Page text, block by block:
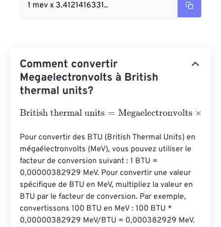
1 mev x 3.4121416331..
Comment convertir
Megaelectronvolts à British
thermal units?
British thermal units=Megaelectronvolts×
Pour convertir des BTU (British Thermal Units) en
mégaélectronvolts (MeV), vous pouvez utiliser le
facteur de conversion suivant : 1 BTU =
0,00000382929 MeV. Pour convertir une valeur
spécifique de BTU en MeV, multipliez la valeur en
BTU par le facteur de conversion. Par exemple,
convertissons 100 BTU en MeV : 100 BTU *
0,00000382929 MeV/BTU = 0,000382929 MeV.